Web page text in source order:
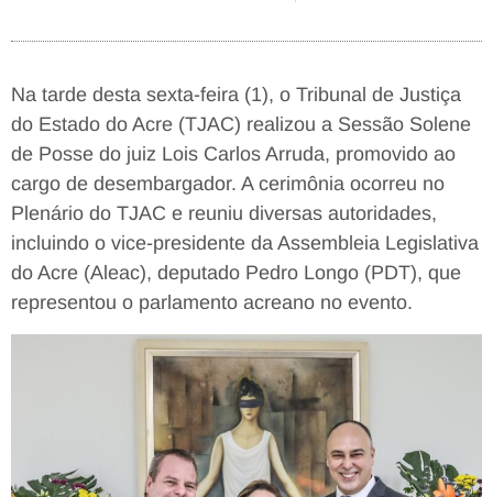
Na tarde desta sexta-feira (1), o Tribunal de Justiça
do Estado do Acre (TJAC) realizou a Sessão Solene
de Posse do juiz Lois Carlos Arruda, promovido ao
cargo de desembargador. A cerimônia ocorreu no
Plenário do TJAC e reuniu diversas autoridades,
incluindo o vice-presidente da Assembleia Legislativa
do Acre (Aleac), deputado Pedro Longo (PDT), que
representou o parlamento acreano no evento.